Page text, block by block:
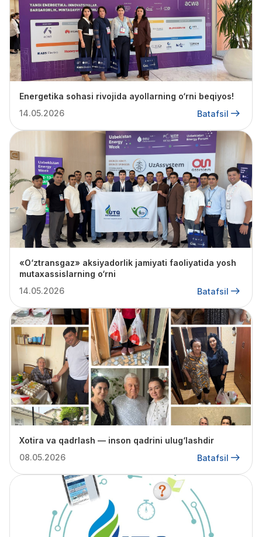
Energetika sohasi rivojida ayollarning o‘rni beqiyos!
14.05.2026
Batafsil
«O‘ztransgaz» aksiyadorlik jamiyati faoliyatida yosh
mutaxassislarning o‘rni
14.05.2026
Batafsil
Xotira va qadrlash — inson qadrini ulug‘lashdir
08.05.2026
Batafsil